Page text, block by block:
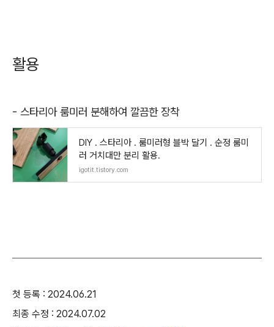
활용
- 스타리아 룸미러 분해하여 깔끔한 장착
DIY . 스타리아 . 룸미러형 블박 달기 . 순정 룸미
러 거치대만 분리 활용.
igotit.tistory.com
첫 등록 : 2024.06.21
최종 수정 : 2024.07.02